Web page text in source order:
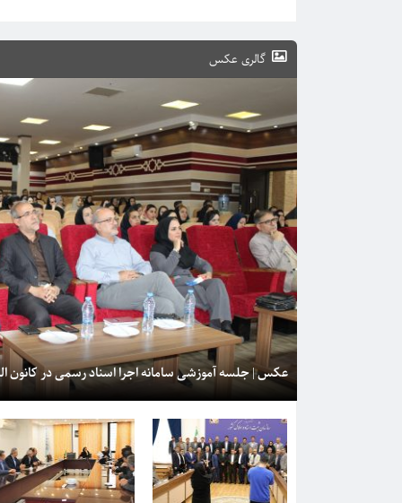
گالری عکس
عکس | جلسه آموزشی سامانه اجرا اسناد رسمی در کانون